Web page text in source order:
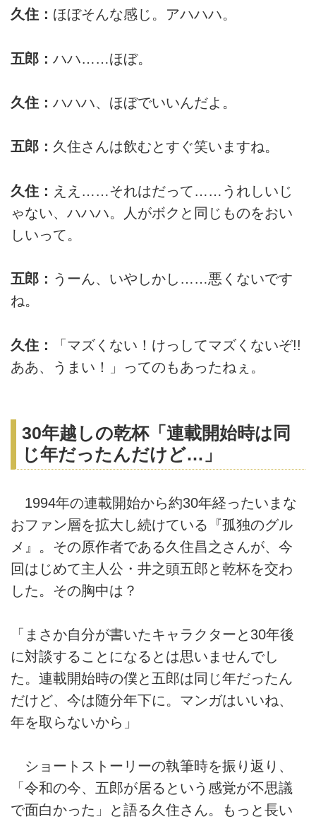
久住： ほぼそんな感じ。アハハハ。
五郎： ハハ……ほぼ。
久住： ハハハ、ほぼでいいんだよ。
五郎： 久住さんは飲むとすぐ笑いますね。
久住： ええ……それはだって……うれしいじ
ゃない、ハハハ。人がボクと同じものをおい
しいって。
五郎： うーん、いやしかし……悪くないです
ね。
久住：
「マズくない！けっしてマズくないぞ!!
ああ、うまい！」ってのもあったねぇ。
30年越しの乾杯「連載開始時は同
じ年だったんだけど…」
1994年の連載開始から約30年経ったいまな
おファン層を拡大し続けている『孤独のグル
メ』。その原作者である久住昌之さんが、今
回はじめて主人公・井之頭五郎と乾杯を交わ
した。その胸中は？
「まさか自分が書いたキャラクターと30年後
に対談することになるとは思いませんでし
た。連載開始時の僕と五郎は同じ年だったん
だけど、今は随分年下に。マンガはいいね、
年を取らないから」
ショートストーリーの執筆時を振り返り、
「令和の今、五郎が居るという感覚が不思議
で面白かった」と語る久住さん。もっと長い